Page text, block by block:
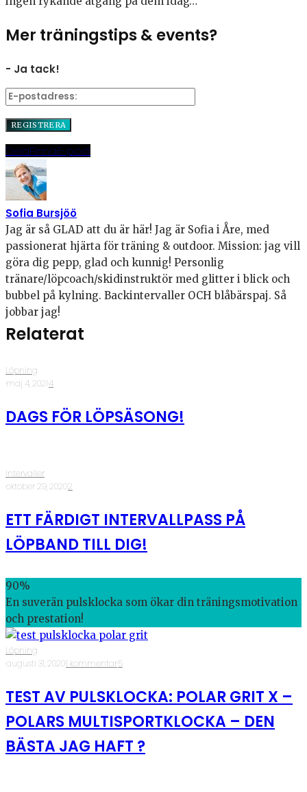
Mer träningstips & events?
- Ja tack!
DelaPinnaE-post
Sofia Bursjöö
Jag är så GLAD att du är här! Jag är Sofia i Åre, med
passionerat hjärta för träning & outdoor. Mission: jag vill
göra dig pepp, glad och kunnig! Personlig
tränare/löpcoach/skidinstruktör med glitter i blick och
bubbel på kylning. Backintervaller OCH blåbärspaj. Så
jobbar jag!
Relaterat
Löpning
·maj 4, 2021·4
DAGS FÖR LÖPSÄSONG!
Intervaller
·oktober 29, 2020·2
ETT FÄRDIGT INTERVALLPASS PÅ
LÖPBAND TILL DIG!
90%
En suverän pulsklocka som ökar din träningsmotivation
och prestation!
Löpning
·augusti 31, 2020·1 kommentar·5
TEST AV PULSKLOCKA: POLAR GRIT X –
POLARS MULTISPORTKLOCKA – DEN
BÄSTA JAG HAFT ?